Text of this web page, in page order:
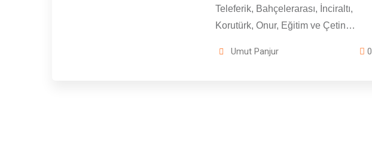
Teleferik, Bahçelerarası, İnciraltı,
Korutürk, Onur, Eğitim ve Çetin…
Umut Panjur 0